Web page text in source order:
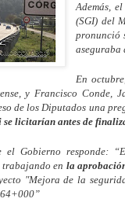
Además,
(SGI) del
pronunció
aseguraba
En
y Francisco Conde,
de los Diputados una
se licitarían antes de
el Gobierno responde:
trabajando en la
"Mejora de la